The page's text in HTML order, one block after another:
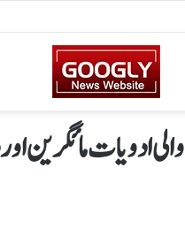
ادویات مائگرین